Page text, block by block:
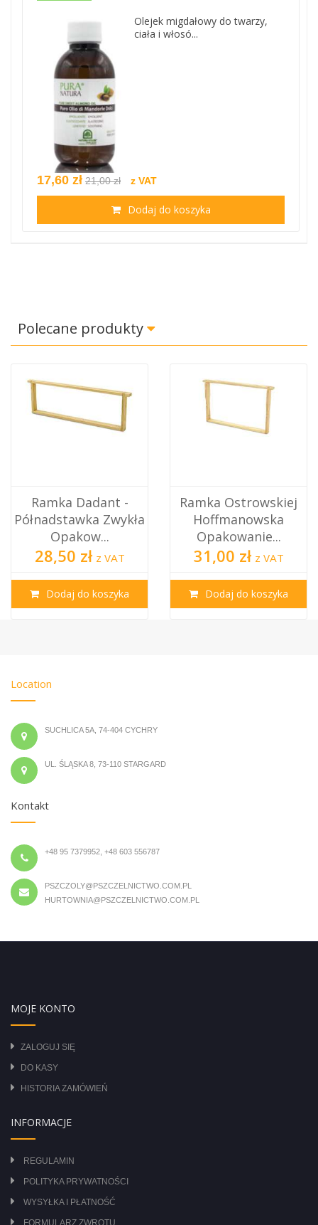
Olejek migdałowy do twarzy,
ciała i włosó...
17,60 zł 21,00 zł z VAT
Dodaj do koszyka
Polecane produkty
Ramka Ostrowskiej
Hoffmanowska
Opakowanie...
31,00 zł
Dodaj do koszyka
Nóż Do
Plastrów
35,00 zł
Dodaj do
Location
SUCHLICA 5A, 74-404 CYCHRY
UL. ŚLĄSKA 8, 73-110 STARGARD
Kontakt
+48 95 7379952, +48 603 556787
PSZCZOLY@PSZCZELNICTWO.COM.PL
HURTOWNIA@PSZCZELNICTWO.COM.PL
MOJE KONTO
ZALOGUJ SIĘ
DO KASY
HISTORIA ZAMÓWIEŃ
INFORMACJE
REGULAMIN
POLITYKA PRYWATNOŚCI
WYSYŁKA I PŁATNOŚĆ